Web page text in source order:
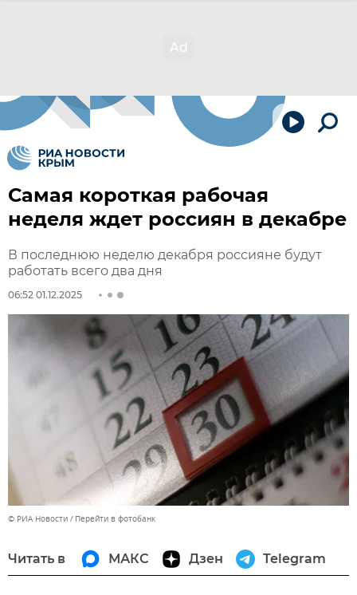
Самая короткая рабочая
неделя ждет россиян в декабре
В последнюю неделю декабря россияне будут
работать всего два дня
06:52 01.12.2025
© РИА Новости Перейти в фотобанк
Читать в МАКС Дзен Telegram